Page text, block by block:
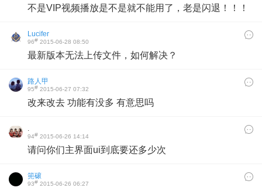
不是VIP视频播放是不是就不能用了，老是闪退！！！
Lucifer
96# 2015-06-28 08:50
最新版本无法上传文件，如何解决？
路人甲
95# 2015-06-27 07:32
改来改去 功能有没多 有意思吗
94# 2015-06-26 14:14
请问你们主界面ui到底要还多少次
篼磙
93# 2015-06-26 06:27